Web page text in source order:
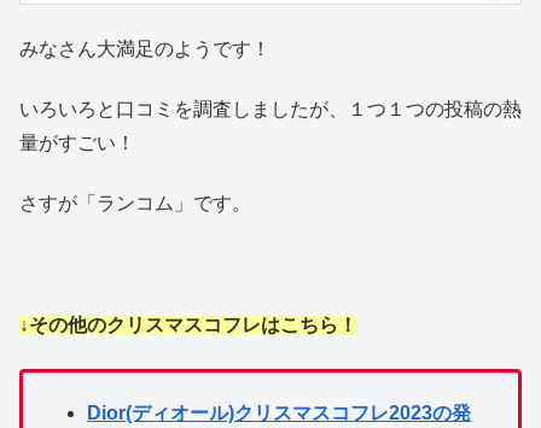
みなさん大満足のようです！
いろいろと口コミを調査しましたが、１つ１つの投稿の熱
量がすごい！
さすが「ランコム」です。
↓その他のクリスマスコフレはこちら！
Dior(ディオール)クリスマスコフレ2023の発